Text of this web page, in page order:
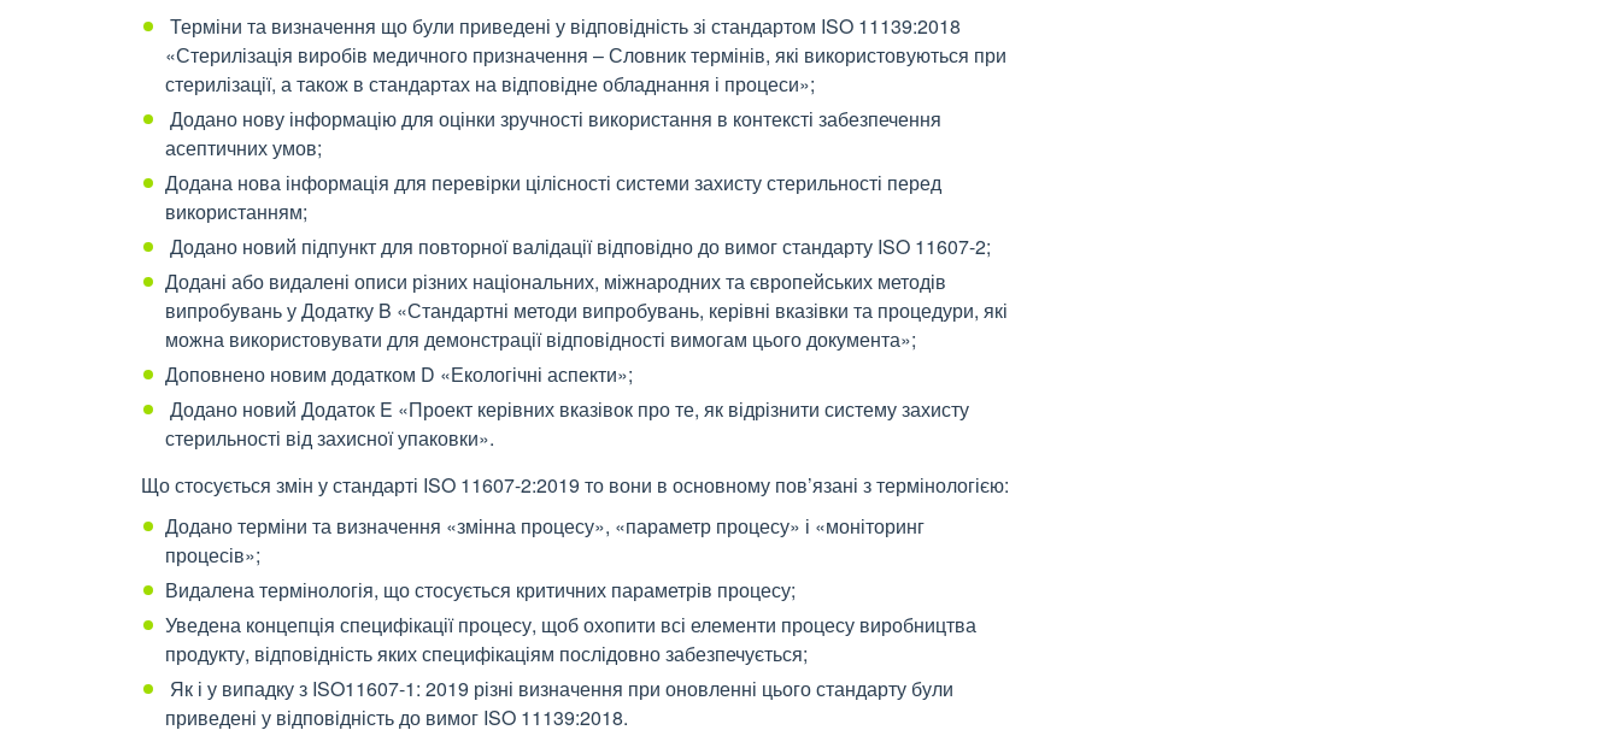
Терміни та визначення що були приведені у відповідність зі стандартом ISO 11139:2018
«Стерилізація виробів медичного призначення – Словник термінів, які використовуються при
стерилізації, а також в стандартах на відповідне обладнання і процеси»;
Додано нову інформацію для оцінки зручності використання в контексті забезпечення
асептичних умов;
Додана нова інформація для перевірки цілісності системи захисту стерильності перед
використанням;
Додано новий підпункт для повторної валідації відповідно до вимог стандарту ISO 11607-2;
Додані або видалені описи різних національних, міжнародних та європейських методів
випробувань у Додатку B «Стандартні методи випробувань, керівні вказівки та процедури, які
можна використовувати для демонстрації відповідності вимогам цього документа»;
Доповнено новим додатком D «Екологічні аспекти»;
Додано новий Додаток E «Проект керівних вказівок про те, як відрізнити систему захисту
стерильності від захисної упаковки».
Що стосується змін у стандарті ISO 11607-2:2019 то вони в основному пов’язані з термінологією:
Додано терміни та визначення «змінна процесу», «параметр процесу» і «моніторинг
процесів»;
Видалена термінологія, що стосується критичних параметрів процесу;
Уведена концепція специфікації процесу, щоб охопити всі елементи процесу виробництва
продукту, відповідність яких специфікаціям послідовно забезпечується;
Як і у випадку з ISO11607-1: 2019 різні визначення при оновленні цього стандарту були
приведені у відповідність до вимог ISO 11139:2018.